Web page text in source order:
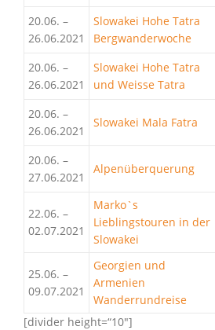
20.06. –
26.06.2021
Slowakei Hohe Tatra
Bergwanderwoche
20.06. –
26.06.2021
Slowakei Hohe Tatra
und Weisse Tatra
20.06. –
26.06.2021
Slowakei Mala Fatra
20.06. –
27.06.2021
Alpenüberquerung
22.06. –
02.07.2021
Marko`s
Lieblingstouren in der
Slowakei
25.06. –
09.07.2021
Georgien und
Armenien
Wanderrundreise
[divider height=“10″]